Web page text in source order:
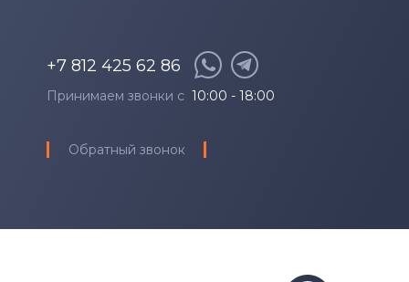
+7 812 425 62 86
Принимаем звонки с 10:00 - 18:00
Обратный звонок